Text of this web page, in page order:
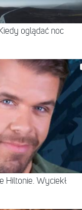
oglądać noc
Hiltonie. Wyciekł